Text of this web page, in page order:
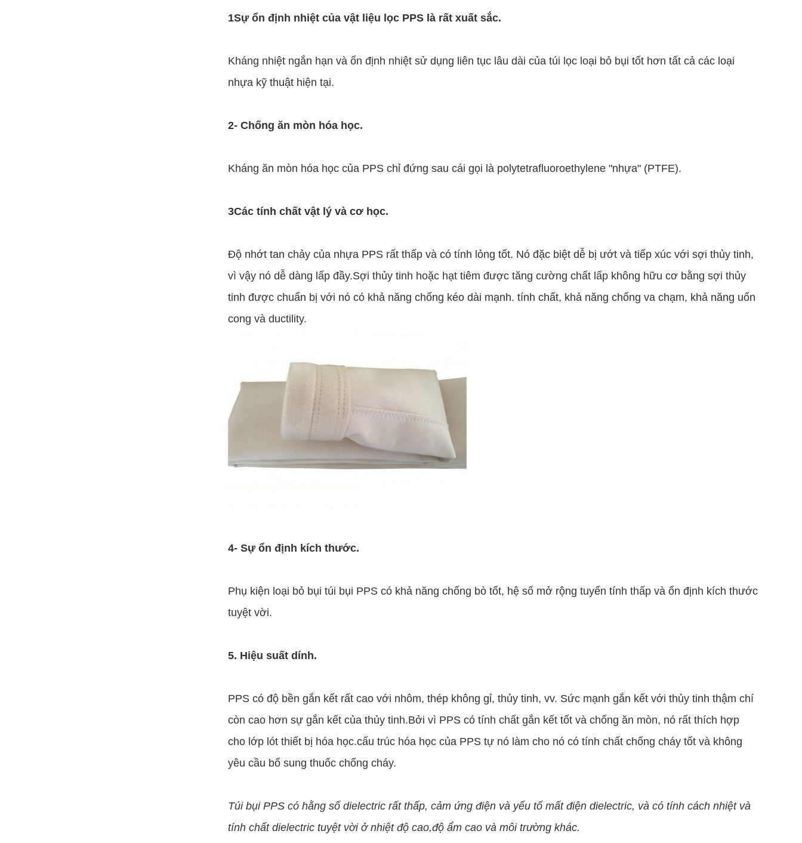
1Sự ổn định nhiệt của vật liệu lọc PPS là rất xuất sắc.
Kháng nhiệt ngắn hạn và ổn định nhiệt sử dụng liên tục lâu dài của túi lọc loại bỏ bụi tốt hơn tất cả các loại
nhựa kỹ thuật hiện tại.
2- Chống ăn mòn hóa học.
Kháng ăn mòn hóa học của PPS chỉ đứng sau cái gọi là polytetrafluoroethylene "nhựa" (PTFE).
3Các tính chất vật lý và cơ học.
Độ nhớt tan chảy của nhựa PPS rất thấp và có tính lỏng tốt. Nó đặc biệt dễ bị ướt và tiếp xúc với sợi thủy tinh,
vì vậy nó dễ dàng lấp đầy.Sợi thủy tinh hoặc hạt tiêm được tăng cường chất lấp không hữu cơ bằng sợi thủy
tinh được chuẩn bị với nó có khả năng chống kéo dài mạnh. tính chất, khả năng chống va chạm, khả năng uốn
cong và ductility.
4- Sự ổn định kích thước.
Phụ kiện loại bỏ bụi túi bụi PPS có khả năng chống bò tốt, hệ số mở rộng tuyến tính thấp và ổn định kích thước
tuyệt vời.
5. Hiệu suất dính.
PPS có độ bền gắn kết rất cao với nhôm, thép không gỉ, thủy tinh, vv. Sức mạnh gắn kết với thủy tinh thậm chí
còn cao hơn sự gắn kết của thủy tinh.Bởi vì PPS có tính chất gắn kết tốt và chống ăn mòn, nó rất thích hợp
cho lớp lót thiết bị hóa học.cấu trúc hóa học của PPS tự nó làm cho nó có tính chất chống cháy tốt và không
yêu cầu bổ sung thuốc chống cháy.
Túi bụi PPS có hằng số dielectric rất thấp, cảm ứng điện và yếu tố mất điện dielectric, và có tính cách nhiệt và
tính chất dielectric tuyệt vời ở nhiệt độ cao,độ ẩm cao và môi trường khác.